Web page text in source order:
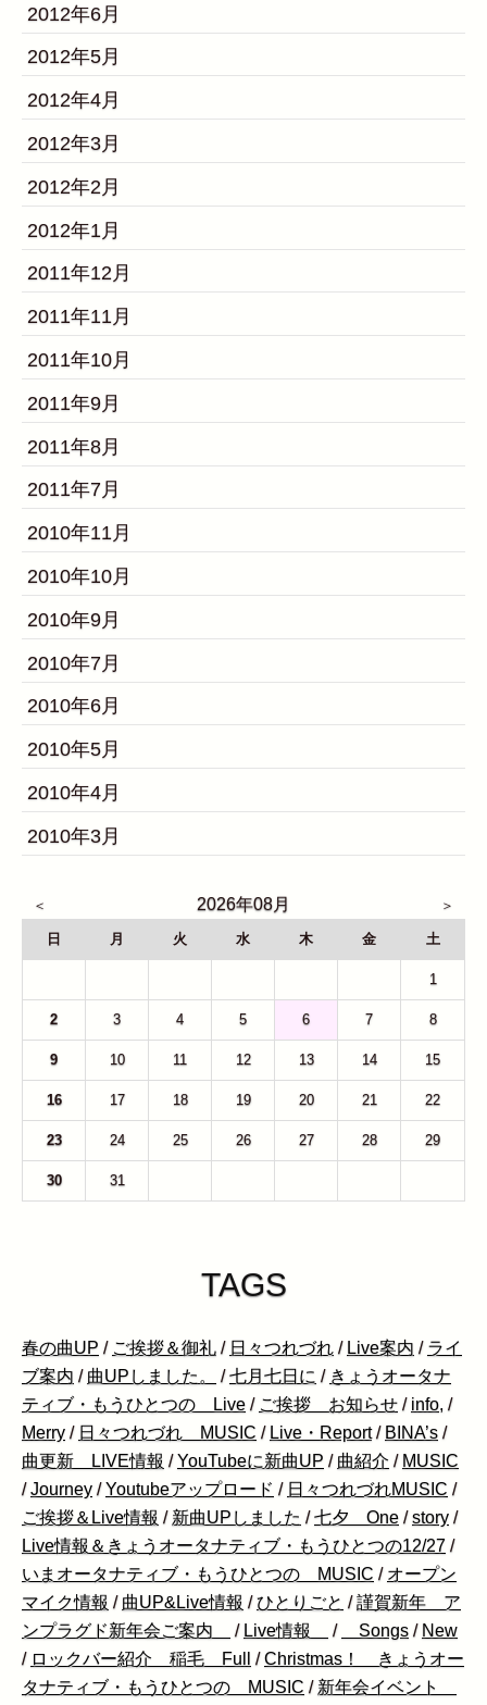
2012年6月
2012年5月
2012年4月
2012年3月
2012年2月
2012年1月
2011年12月
2011年11月
2011年10月
2011年9月
2011年8月
2011年7月
2010年11月
2010年10月
2010年9月
2010年7月
2010年6月
2010年5月
2010年4月
2010年3月
2026年08月
日 月 火 水 木 金 土
1
2 3 4 5 6 7 8
9 10 11 12 13 14 15
16 17 18 19 20 21 22
23 24 25 26 27 28 29
30 31
TAGS
春の曲UP / ご挨拶＆御礼 / 日々つれづれ / Live案内 / ライ
ブ案内 / 曲UPしました。 /七月七日に / きょうオータナ
ティブ・もうひとつの Live / ご挨拶 お知らせ / info, /
Merry / 日々つれづれ MUSIC / Live・Report / BINA’s /
曲更新 LIVE情報 /YouTubeに新曲UP / 曲紹介 / MUSIC
/Journey /Youtubeアップロード / 日々つれづれMUSIC /
ご挨拶＆Live情報 / 新曲UPしました /七夕 One /story /
Live情報＆きょうオータナティブ・もうひとつの12/27 /
いまオータナティブ・もうひとつの MUSIC / オープン
マイク情報 / 曲UP&Live情報 /ひとりごと /謹賀新年 ア
ンプラグド新年会ご案内
/ Live情報 / Songs / New
/ ロックバー紹介 稲毛 Full /Christmas！ きょうオー
タナティブ・もうひとつの MUSIC / 新年会イベント